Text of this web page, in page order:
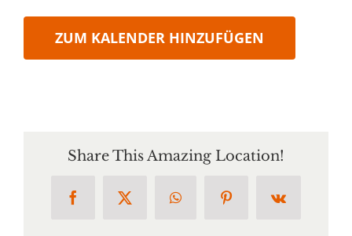
ZUM KALENDER HINZUFÜGEN
Share This Amazing Location!
FacebookX WhatsAppPinterestVk